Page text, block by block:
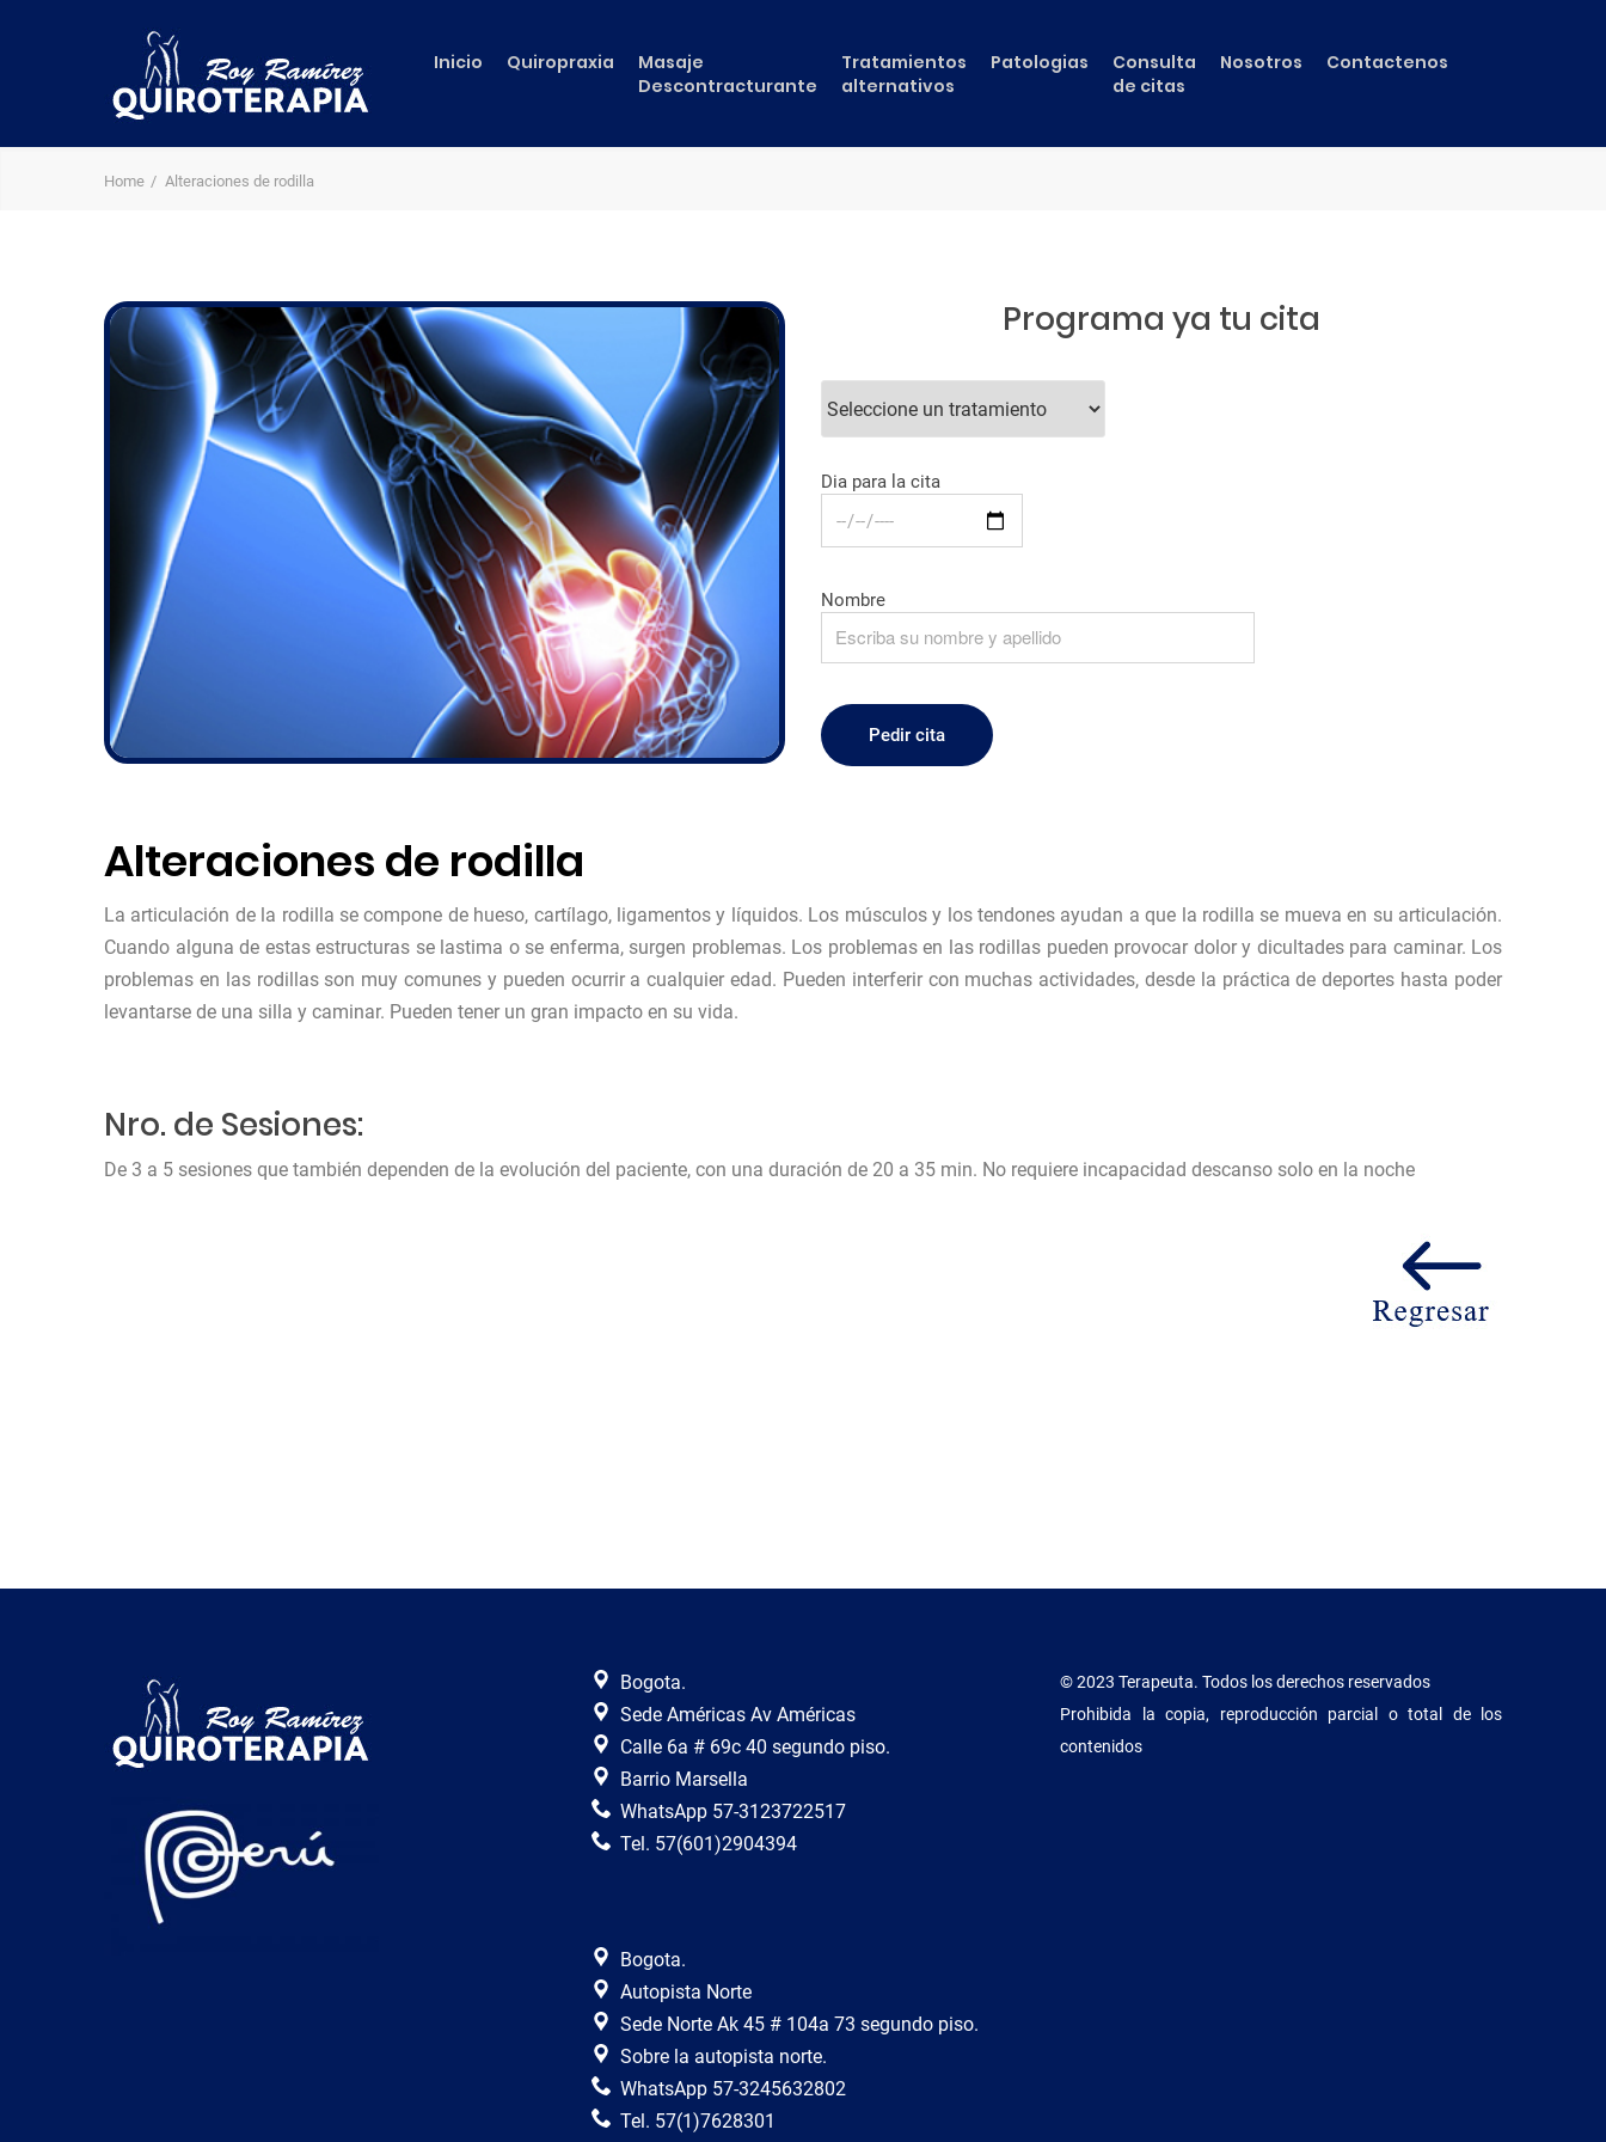
Inicio Quiropraxia
Masaje
Descontracturante
Tratamientos
alternativos
Patologias
Consulta
de citas
Nosotros Contactenos
Home Alteraciones de rodilla
Programa ya tu cita
Dia para la cita
Nombre
Alteraciones de rodilla
La articulación de la rodilla se compone de hueso, cartílago, ligamentos y líquidos. Los músculos y los tendones ayudan a que la rodilla se mueva en su articulación.
Cuando alguna de estas estructuras se lastima o se enferma, surgen problemas. Los problemas en las rodillas pueden provocar dolor y dicultades para caminar. Los
problemas en las rodillas son muy comunes y pueden ocurrir a cualquier edad. Pueden interferir con muchas actividades, desde la práctica de deportes hasta poder
levantarse de una silla y caminar. Pueden tener un gran impacto en su vida.
Nro. de Sesiones:
De 3 a 5 sesiones que también dependen de la evolución del paciente, con una duración de 20 a 35 min. No requiere incapacidad descanso solo en la noche
Bogota.
Sede Américas Av Américas
Calle 6a # 69c 40 segundo piso.
Barrio Marsella
WhatsApp 57-3123722517
Tel. 57(601)2904394
Bogota.
Autopista Norte
Sede Norte Ak 45 # 104a 73 segundo piso.
Sobre la autopista norte.
WhatsApp 57-3245632802
Tel. 57(1)7628301
© 2023 Terapeuta. Todos los derechos reservados
Prohibida la copia, reproducción parcial o total de los
contenidos